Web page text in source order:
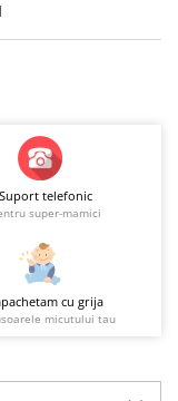
Suport telefonic
super-mamici
cu grija
micutului tau